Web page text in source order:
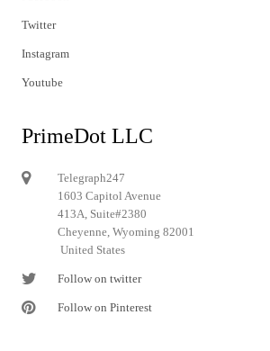
Twitter
Instagram
Youtube
PrimeDot LLC
Telegraph247
1603 Capitol Avenue
413A, Suite#2380
Cheyenne, Wyoming 82001
United States
Follow on twitter
Follow on Pinterest